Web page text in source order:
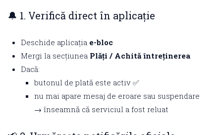
🔔 1. Verifică direct în aplicație
Deschide aplicația e-bloc
Mergi la secțiunea Plăți / Achită întreținerea
Dacă:
butonul de plată este activ ✅
nu mai apare mesaj de eroare sau suspendare
→ înseamnă că serviciul a fost reluat